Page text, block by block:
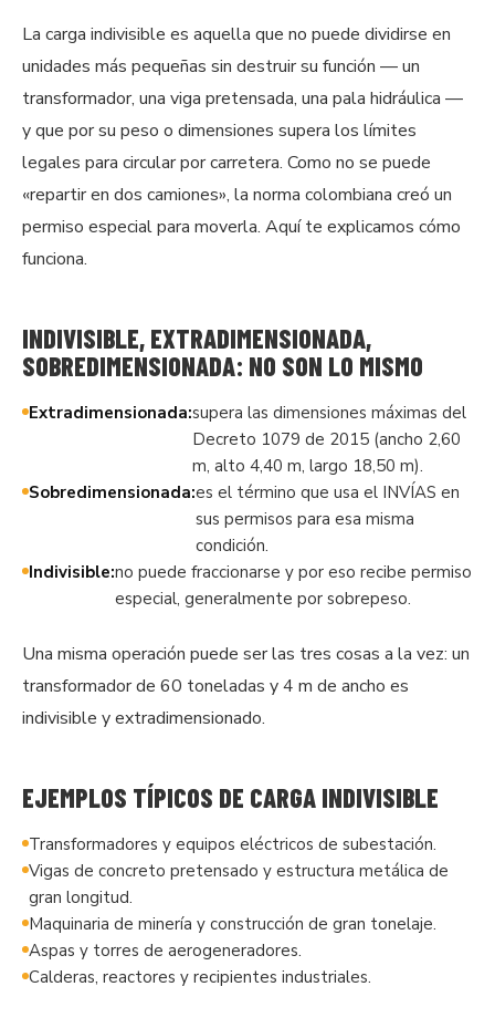
La carga indivisible es aquella que no puede dividirse en
unidades más pequeñas sin destruir su función — un
transformador, una viga pretensada, una pala hidráulica —
y que por su peso o dimensiones supera los límites
legales para circular por carretera. Como no se puede
«repartir en dos camiones», la norma colombiana creó un
permiso especial para moverla. Aquí te explicamos cómo
funciona.
INDIVISIBLE, EXTRADIMENSIONADA,
SOBREDIMENSIONADA: NO SON LO MISMO
Extradimensionada:supera las dimensiones máximas del
Decreto 1079 de 2015 (ancho 2,60
m, alto 4,40 m, largo 18,50 m).
Sobredimensionada:es el término que usa el INVÍAS en
sus permisos para esa misma
condición.
Indivisible:no puede fraccionarse y por eso recibe permiso
especial, generalmente por sobrepeso.
Una misma operación puede ser las tres cosas a la vez: un
transformador de 60 toneladas y 4 m de ancho es
indivisible y extradimensionado.
EJEMPLOS TÍPICOS DE CARGA INDIVISIBLE
Transformadores y equipos eléctricos de subestación.
Vigas de concreto pretensado y estructura metálica de
gran longitud.
Maquinaria de minería y construcción de gran tonelaje.
Aspas y torres de aerogeneradores.
Calderas, reactores y recipientes industriales.